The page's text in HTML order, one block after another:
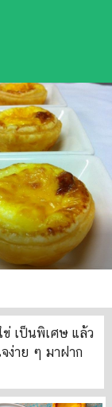
เป็นพิเศษ แล้ว
ง่าย ๆ มาฝาก